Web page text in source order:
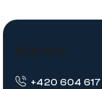
Z
Kontakt
+420 604